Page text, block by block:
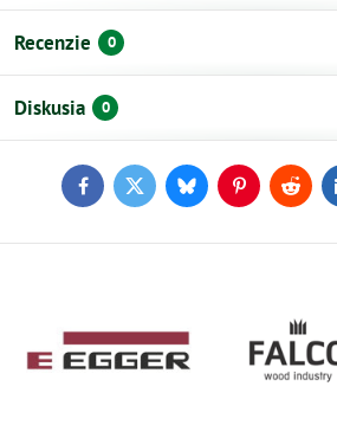
Recenzie 0
Diskusia 0
FacebookTwitterBlueskyPinterestReddit